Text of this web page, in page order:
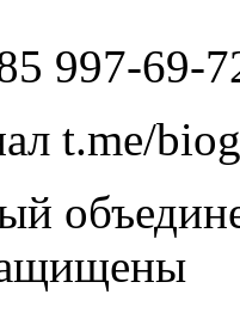
997-69-
t.me/